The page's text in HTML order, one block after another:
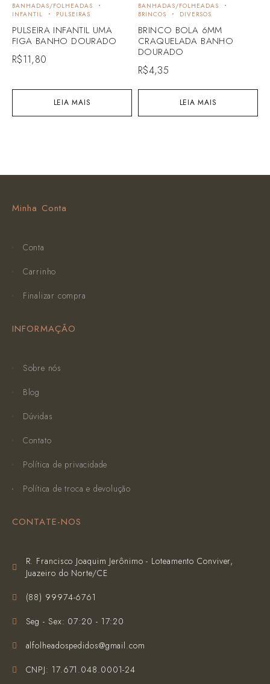
LEIA MAIS
BANHADAS/FOLHEADAS
INFANTIL
PULSEIRAS
PULSEIRA INFANTIL UMA
FIGA BANHO DOURADO
R$11,80
LEIA MAIS
BANHADAS/FOLHEADAS
BRINCOS
DIVERSOS
BRINCO BOLA 6MM
CRAQUELADA BANHO
DOURADO
R$4,35
Minha Conta
Conta
Carrinho
Finalizar compra
INFORMAÇÃO
Sobre nós
Blog
Dúvidas
Contato
Política de privacidade
Política de troca e devolução
CONTATE-NOS
R. Francisco Joaquim Jerônimo - Loteamento Conviver,
Juazeiro do Norte/CE
(‪88) 99974-6761‬
Seg - Sex: 07:20 - 17:20
alfolheadospedidos@gmail.com
CNPJ: 17.671.048.0001-24